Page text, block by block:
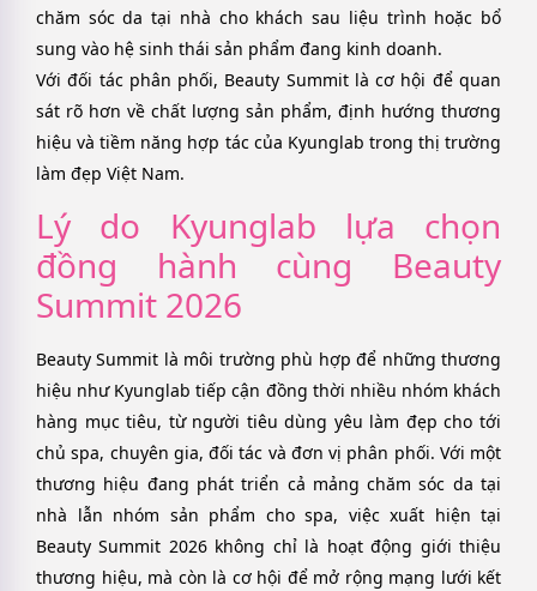
chăm sóc da tại nhà cho khách sau liệu trình hoặc bổ
sung vào hệ sinh thái sản phẩm đang kinh doanh.
Với đối tác phân phối, Beauty Summit là cơ hội để quan
sát rõ hơn về chất lượng sản phẩm, định hướng thương
hiệu và tiềm năng hợp tác của Kyunglab trong thị trường
làm đẹp Việt Nam.
Lý do Kyunglab lựa chọn
đồng hành cùng Beauty
Summit 2026
Beauty Summit là môi trường phù hợp để những thương
hiệu như Kyunglab tiếp cận đồng thời nhiều nhóm khách
hàng mục tiêu, từ người tiêu dùng yêu làm đẹp cho tới
chủ spa, chuyên gia, đối tác và đơn vị phân phối. Với một
thương hiệu đang phát triển cả mảng chăm sóc da tại
nhà lẫn nhóm sản phẩm cho spa, việc xuất hiện tại
Beauty Summit 2026 không chỉ là hoạt động giới thiệu
thương hiệu, mà còn là cơ hội để mở rộng mạng lưới kết